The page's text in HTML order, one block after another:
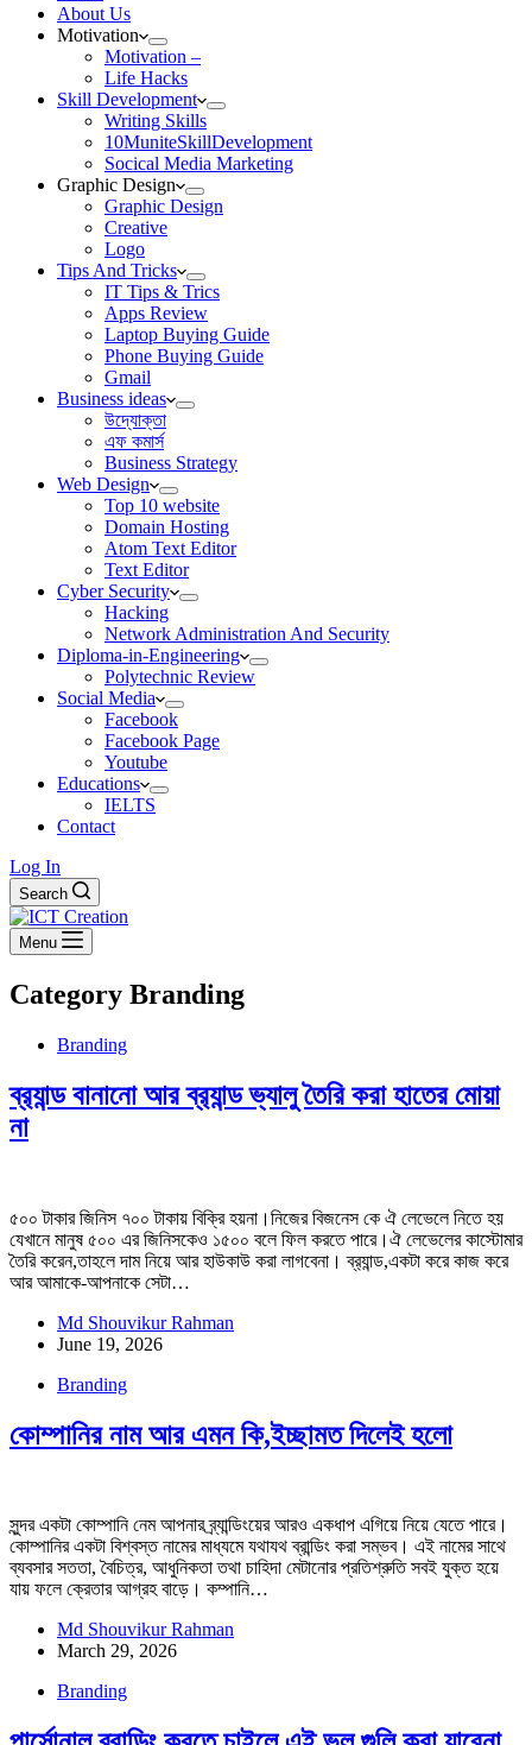
About Us
Motivation
Motivation –
Life Hacks
Skill Development
Writing Skills
10MuniteSkillDevelopment
Socical Media Marketing
Graphic Design
Graphic Design
Creative
Logo
Tips And Tricks
IT Tips & Trics
Apps Review
Laptop Buying Guide
Phone Buying Guide
Gmail
Business ideas
উদ্যোক্তা
এফ কমার্স
Business Strategy
Web Design
Top 10 website
Domain Hosting
Atom Text Editor
Text Editor
Cyber Security
Hacking
Network Administration And Security
Diploma-in-Engineering
Polytechnic Review
Social Media
Facebook
Facebook Page
Youtube
Educations
IELTS
Contact
Log In
Search
Menu
Category Branding
Branding
ব্র‍্যান্ড বানানো আর ব্র‍্যান্ড ভ্যালু তৈরি করা হাতের মোয়া
না
৫০০ টাকার জিনিস ৭০০ টাকায় বিক্রি হয়না।নিজের বিজনেস কে ঐ লেভেলে নিতে হয়
যেখানে মানুষ ৫০০ এর জিনিসকেও ১৫০০ বলে ফিল করতে পারে।ঐ লেভেলের কাস্টোমার
তৈরি করেন,তাহলে দাম নিয়ে আর হাউকাউ করা লাগবেনা। ব্র‍্যান্ড,একটা করে কাজ করে
আর আমাকে-আপনাকে সেটা…
Md Shouvikur Rahman
June 19, 2026
Branding
কোম্পানির নাম আর এমন কি,ইচ্ছামত দিলেই হলো
সুন্দর একটা কোম্পানি নেম আপনার ব্র্যান্ডিংয়ের আরও একধাপ এগিয়ে নিয়ে যেতে পারে।
কোম্পানির একটা বিশ্বস্ত নামের মাধ্যমে যথাযথ ব্রান্ডিং করা সম্ভব। এই নামের সাথে
ব্যবসার সততা, বৈচিত্র, আধুনিকতা তথা চাহিদা মেটানোর প্রতিশ্রুতি সবই যুক্ত হয়ে
যায় ফলে ক্রেতার আগ্রহ বাড়ে। কম্পানি…
Md Shouvikur Rahman
March 29, 2026
Branding